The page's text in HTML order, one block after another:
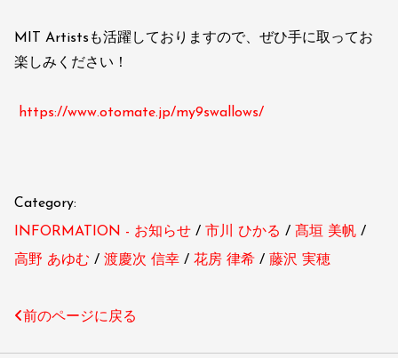
MIT Artistsも活躍しておりますので、ぜひ手に取ってお
楽しみください！
https://www.otomate.jp/my9swallows/
Category:
INFORMATION - お知らせ
市川 ひかる
髙垣 美帆
高野 あゆむ
渡慶次 信幸 花房 律希 藤沢 実穂
前のページに戻る